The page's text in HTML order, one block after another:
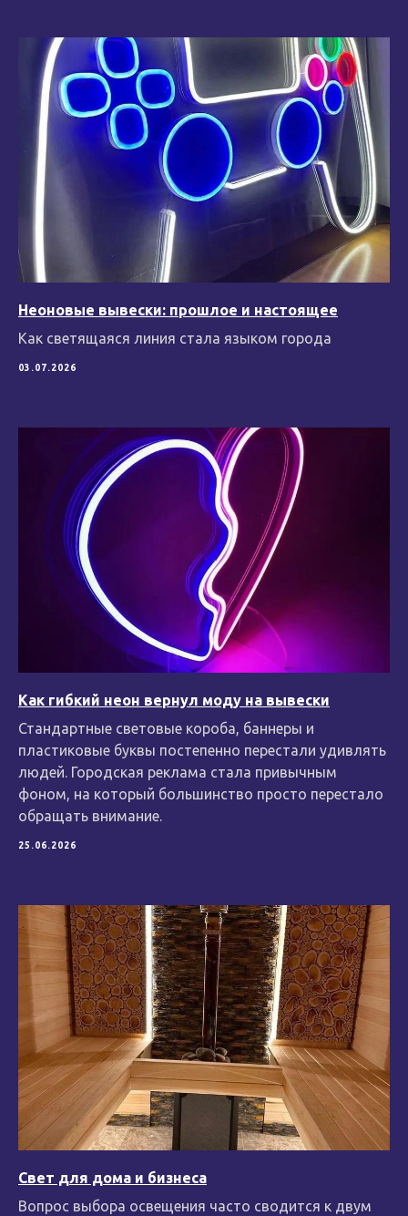
Неоновые вывески: прошлое и настоящее
Как светящаяся линия стала языком города
03.07.2026
Как гибкий неон вернул моду на вывески
Стандартные световые короба, баннеры и
пластиковые буквы постепенно перестали удивлять
людей. Городская реклама стала привычным
фоном, на который большинство просто перестало
обращать внимание.
25.06.2026
Свет для дома и бизнеса
Вопрос выбора освещения часто сводится к двум